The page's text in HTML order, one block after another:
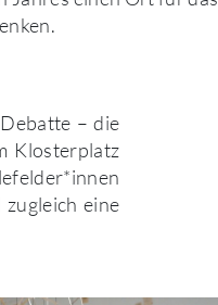
– die
Klosterplatz
eine